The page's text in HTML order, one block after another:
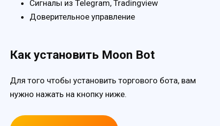
Сигналы из Telegram, Tradingview
Доверительное управление
Как установить Moon Bot
Для того чтобы установить торгового бота, вам
нужно нажать на кнопку ниже.